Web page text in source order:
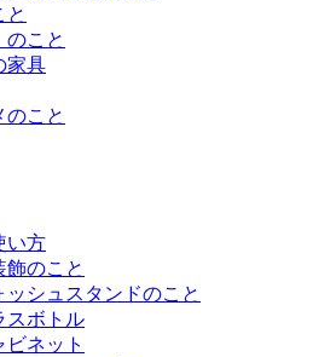
と
のこと
家具
のこと
い方
飾のこと
シュスタンドのこと
スボトル
ネット